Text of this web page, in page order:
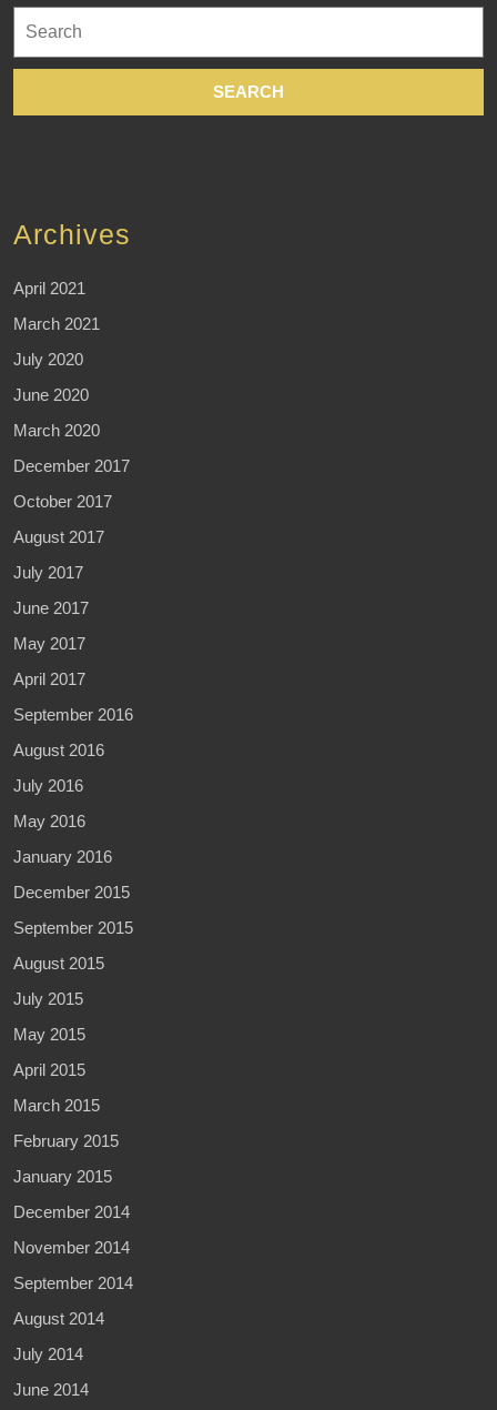
for:
Archives
April 2021
March 2021
July 2020
June 2020
March 2020
December 2017
October 2017
August 2017
July 2017
June 2017
May 2017
April 2017
September 2016
August 2016
July 2016
May 2016
January 2016
December 2015
September 2015
August 2015
July 2015
May 2015
April 2015
March 2015
February 2015
January 2015
December 2014
November 2014
September 2014
August 2014
July 2014
June 2014